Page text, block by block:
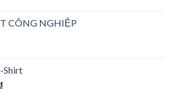
CÔNG NGHIỆP
Shirt